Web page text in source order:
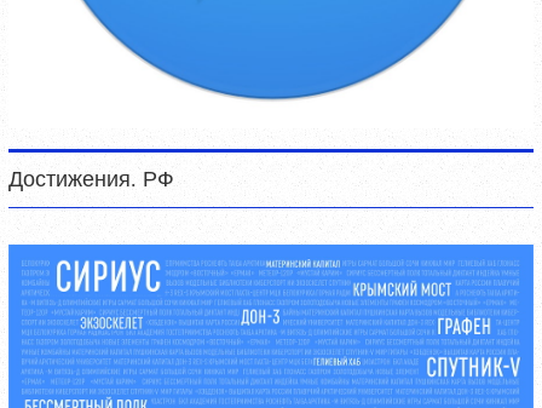
Достижения. РФ